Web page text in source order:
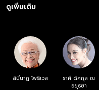
ฮวด" หัวหน้าครอบครัวชาวจีนหั
ดูเพิ่มเติม
สินีนาฏ โพธิเวส
ราศี ดิศกุล ณ
อยุธยา